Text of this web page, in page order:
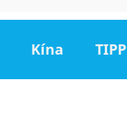
Kína TIPP